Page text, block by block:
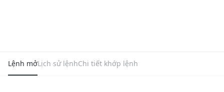
Lệnh mởLịch sử lệnhChi tiết khớp lệnh